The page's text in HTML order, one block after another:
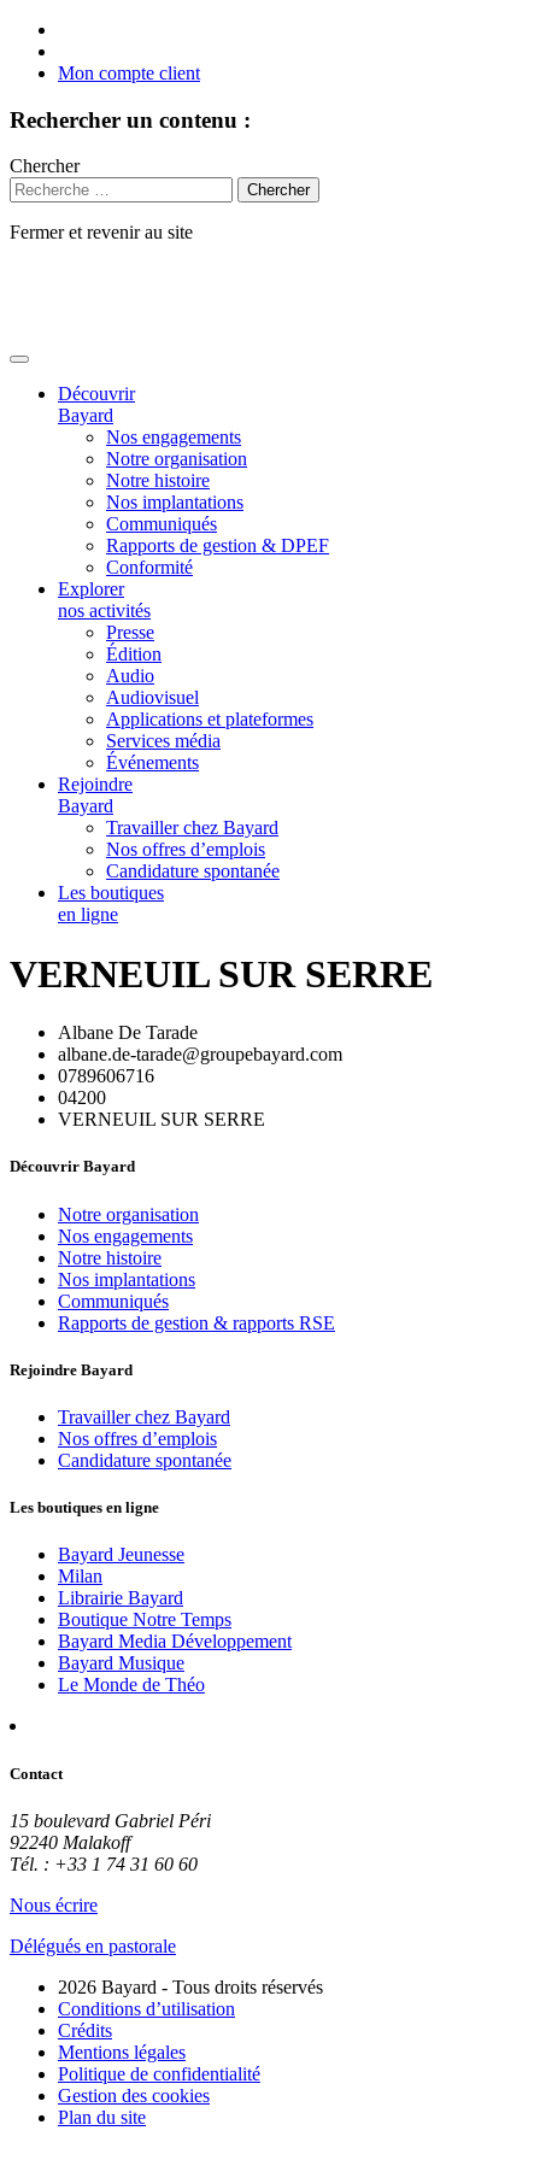
Mon compte client
Rechercher un contenu :
Chercher
Fermer et revenir au site
Découvrir
Bayard
Nos engagements
Notre organisation
Notre histoire
Nos implantations
Communiqués
Rapports de gestion & DPEF
Conformité
Explorer
nos activités
Presse
Édition
Audio
Audiovisuel
Applications et plateformes
Services média
Événements
Rejoindre
Bayard
Travailler chez Bayard
Nos offres d’emplois
Candidature spontanée
Les boutiques
en ligne
VERNEUIL SUR SERRE
Albane De Tarade
albane.de-tarade@groupebayard.com
0789606716
04200
VERNEUIL SUR SERRE
Découvrir Bayard
Notre organisation
Nos engagements
Notre histoire
Nos implantations
Communiqués
Rapports de gestion & rapports RSE
Rejoindre Bayard
Travailler chez Bayard
Nos offres d’emplois
Candidature spontanée
Les boutiques en ligne
Bayard Jeunesse
Milan
Librairie Bayard
Boutique Notre Temps
Bayard Media Développement
Bayard Musique
Le Monde de Théo
Contact
15 boulevard Gabriel Péri
92240 Malakoff
Tél. : +33 1 74 31 60 60
Nous écrire
Délégués en pastorale
2026 Bayard - Tous droits réservés
Conditions d’utilisation
Crédits
Mentions légales
Politique de confidentialité
Gestion des cookies
Plan du site